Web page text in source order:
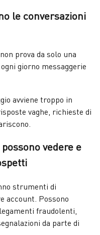
le conversazioni
prova da solo una
giorno messaggerie
avviene troppo in
vaghe, richieste di
vedere e
strumenti di
account. Possono
fraudolenti,
da parte di